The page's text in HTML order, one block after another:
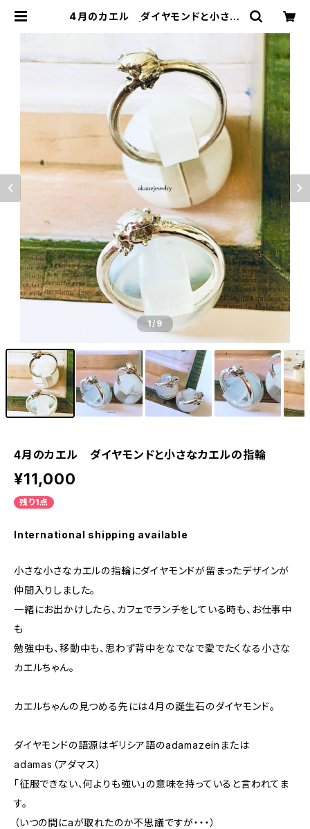
4月のカエル ダイヤモンドと小さな
1/9
4月のカエル ダイヤモンドと小さなカエルの指輪
¥11,000
残り1点
International shipping available
小さな小さなカエルの指輪にダイヤモンドが留まったデザインが
仲間入りしました。
一緒にお出かけしたら、カフェでランチをしている時も、お仕事中
も
勉強中も、移動中も、思わず背中をなでなで愛でたくなる小さな
カエルちゃん。
カエルちゃんの見つめる先には4月の誕生石のダイヤモンド。
ダイヤモンドの語源はギリシア語のadamazeinまたは
adamas（アダマス）
「征服できない、何よりも強い」の意味を持っていると言われてま
す。
（いつの間にaが取れたのか不思議ですが・・・）